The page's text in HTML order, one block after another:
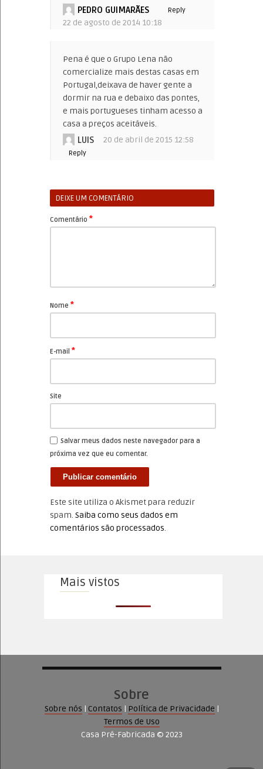
PEDRO GUIMARÃES
22 de agosto de 2014 10:18
Reply
Pena é que o Grupo Lena não
comercialize mais destas casas em
Portugal,deixava de haver gente a
dormir na rua e debaixo das pontes,
e mais portugueses tinham acesso a
casa a preços aceitáveis.
LUIS 20 de abril de 2015 12:58
Reply
DEIXE UM COMENTÁRIO
Comentário *
Nome *
E-mail *
Site
Salvar meus dados neste navegador para a
próxima vez que eu comentar.
Este site utiliza o Akismet para reduzir
spam. Saiba como seus dados em
comentários são processados.
Mais vistos
Sobre
Sobre nós | Contatos | Política de Privacidade |
Termos de Uso
Casa Pré-Fabricada © 2023